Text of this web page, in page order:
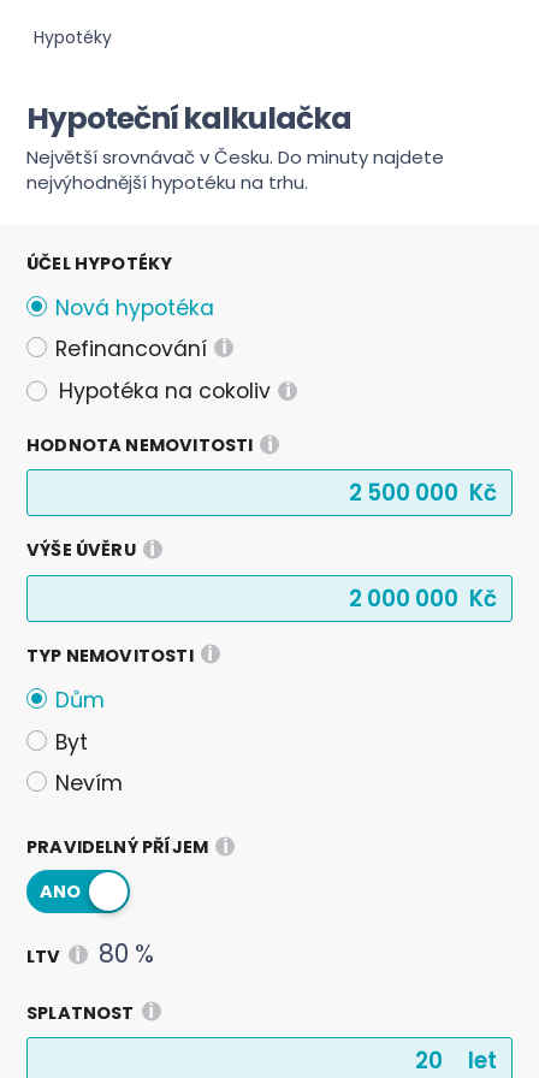
Hypotéky
Hypoteční kalkulačka
Největší srovnávač v Česku. Do minuty najdete
nejvýhodnější hypotéku na trhu.
ÚČEL HYPOTÉKY
Nová hypotéka
Refinancování i
Hypotéka na cokoliv i
HODNOTA NEMOVITOSTI i
VÝŠE ÚVĚRU i
TYP NEMOVITOSTI i
Dům
Byt
Nevím
PRAVIDELNÝ PŘÍJEM i
LTV i 80 %
SPLATNOST i